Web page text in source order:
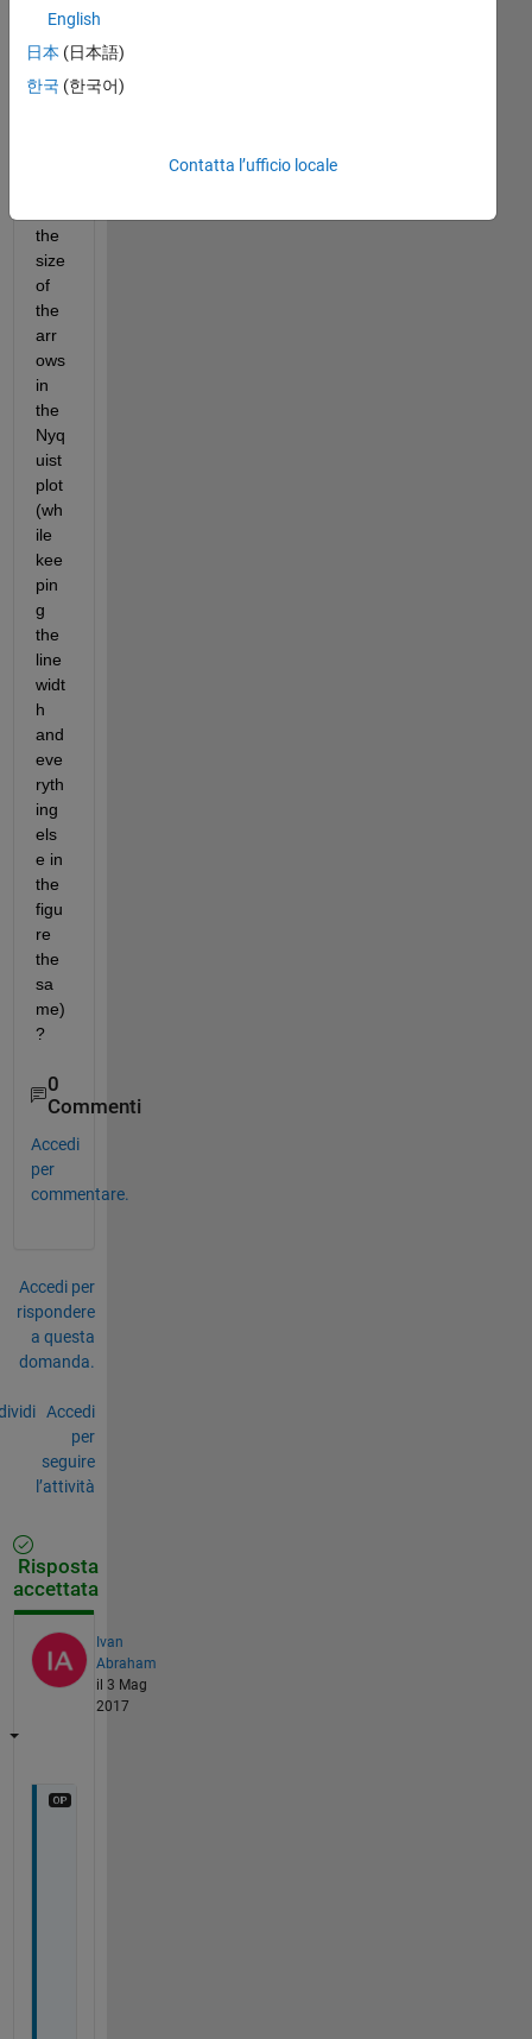
one
w
ho
the
size
of
the
arr
ows
in
the
Nyq
uist
plot
(wh
ile
kee
pin
g
the
line
widt
h
and
eve
ryth
ing
els
e in
the
figu
re
the
sa
me)
?
0
Commenti
Accedi
per
commentare.
Accedi per
rispondere
a questa
domanda.
Accedi
per
seguire
l’attività
Risposta
accettata
Ivan
Abraham
il 3 Mag
2017
English
日本 (日本語)
한국 (한국어)
Contatta l’ufficio locale